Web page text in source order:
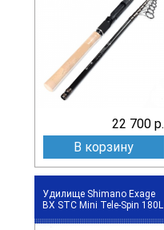
22 700 р.
В корзину
Удилище Shimano Exage
BX STC Mini Tele-Spin 180L